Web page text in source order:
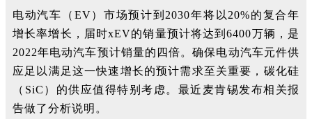
电动汽车（EV）市场预计到2030年将以20%的复合年
增长率增长，届时xEV的销量预计将达到6400万辆，是
2022年电动汽车预计销量的四倍。确保电动汽车元件供
应足以满足这一快速增长的预计需求至关重要，碳化硅
（SiC）的供应值得特别考虑。最近麦肯锡发布相关报
告做了分析说明。